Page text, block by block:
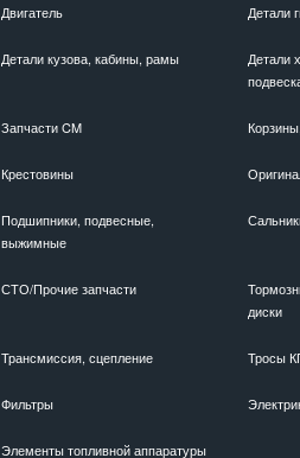
Двигатель Детали
Детали кузова, кабины, рамы
Детали
Запчасти CM
Крестовины
Подшипники, подвесные,
выжимные
СТО/Прочие запчасти
диски
Трансмиссия, сцепление Тросы
Фильтры
Элементы топливной аппаратуры